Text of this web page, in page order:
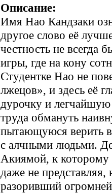
Описание:
Имя Нао Кандзаки
другое слово её
честность не всегда
игры, где на кону
Студентке Нао не
лжецов», и здесь её
дурочку и
труда обмануть
пытающуюся верить
с алчными людьми.
Акиямой, к
даже не представляя,
разоривший